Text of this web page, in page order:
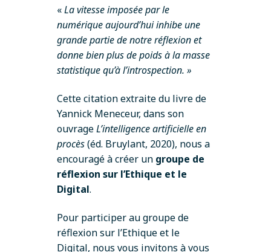
«La vitesse imposée par le
numérique aujourd’hui inhibe une
grande partie de notre réflexion et
donne bien plus de poids à la masse
statistique qu’à l’introspection. »
Cette citation extraite du livre de
Yannick Meneceur, dans son
ouvrageL’intelligence artificielle en
procès(éd. Bruylant, 2020), nous a
encouragé à créer un groupe de
réflexion sur l’Ethique et le
Digital.
Pour participer au groupe de
réflexion sur l’Ethique et le
Digital, nous vous invitons à vous